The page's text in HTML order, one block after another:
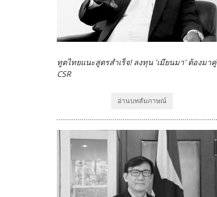
ทูตไทยแนะสูตรสำเร็จ! ลงทุน 'เมียนมา' ต้องมาคู่
CSR
อ่านบทสัมภาษณ์